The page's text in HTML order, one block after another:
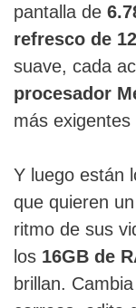
pantalla de
refresco de
suave, cada
procesador
más
Y luego están
que quieren
ritmo de sus
los 16GB de
brillan.